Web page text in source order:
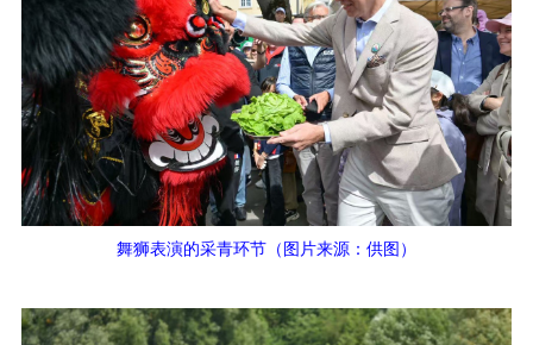
舞狮表演的采青环节（图片来源：供图）